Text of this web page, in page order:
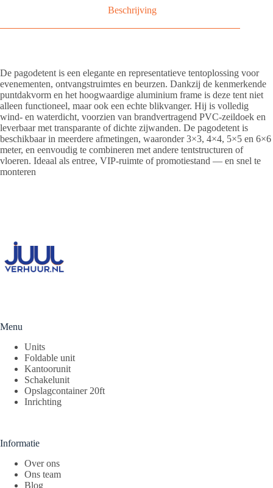
Beschrijving
De pagodetent is een elegante en representatieve tentoplossing voor
evenementen, ontvangstruimtes en beurzen. Dankzij de kenmerkende
puntdakvorm en het hoogwaardige aluminium frame is deze tent niet
alleen functioneel, maar ook een echte blikvanger. Hij is volledig
wind- en waterdicht, voorzien van brandvertragend PVC-zeildoek en
leverbaar met transparante of dichte zijwanden. De pagodetent is
beschikbaar in meerdere afmetingen, waaronder 3×3, 4×4, 5×5 en 6×6
meter, en eenvoudig te combineren met andere tentstructuren of
vloeren. Ideaal als entree, VIP-ruimte of promotiestand — en snel te
monteren
Menu
Units
Foldable unit
Kantoorunit
Schakelunit
Opslagcontainer 20ft
Inrichting
Informatie
Over ons
Ons team
Blog